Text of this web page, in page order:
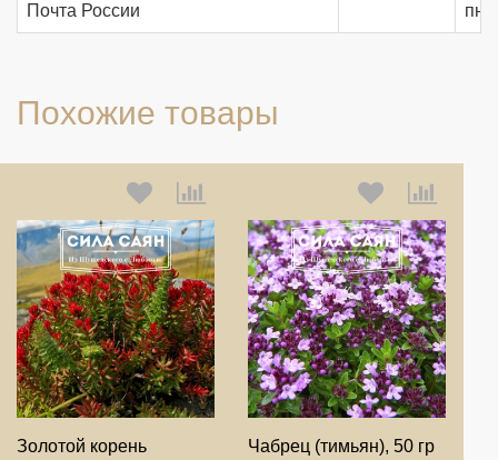
Почта России пн.-
Похожие товары
Золотой корень
Выберите количество:
Продолжить Чабрец (тимьян), 50 гр
Выберите количество:
Продолжить